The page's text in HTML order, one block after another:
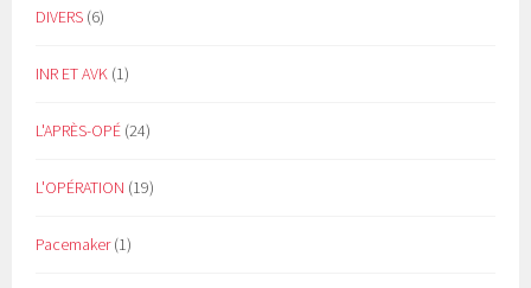
DIVERS (6)
INR ET AVK (1)
L'APRÈS-OPÉ (24)
L'OPÉRATION (19)
Pacemaker(1)